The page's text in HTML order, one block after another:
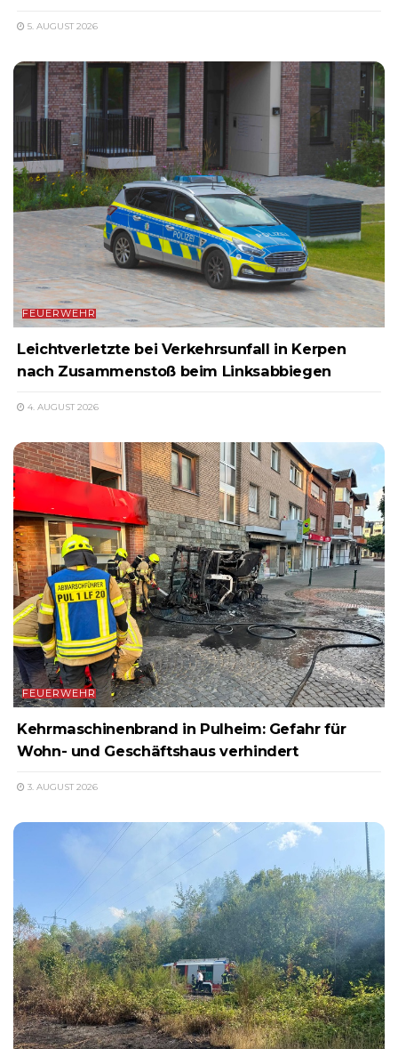
5. AUGUST 2026
FEUERWEHR
Leichtverletzte bei Verkehrsunfall in Kerpen
nach Zusammenstoß beim Linksabbiegen
4. AUGUST 2026
FEUERWEHR
Kehrmaschinenbrand in Pulheim: Gefahr für
Wohn- und Geschäftshaus verhindert
3. AUGUST 2026